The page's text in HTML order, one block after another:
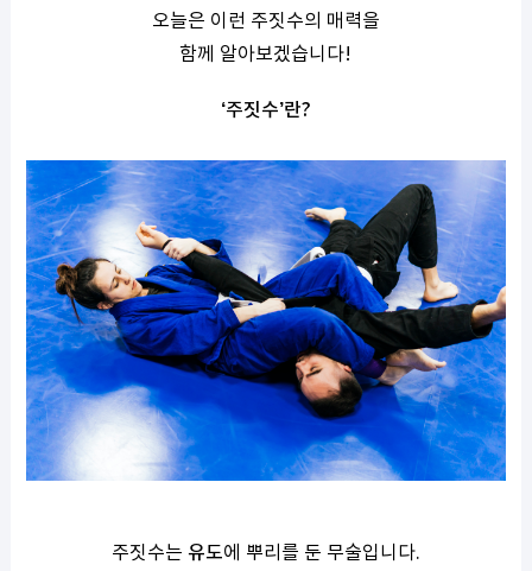
오늘은 이런 주짓수의 매력을
함께 알아보겠습니다!
‘주짓수’란?
주짓수는 유도에 뿌리를 둔 무술입니다.